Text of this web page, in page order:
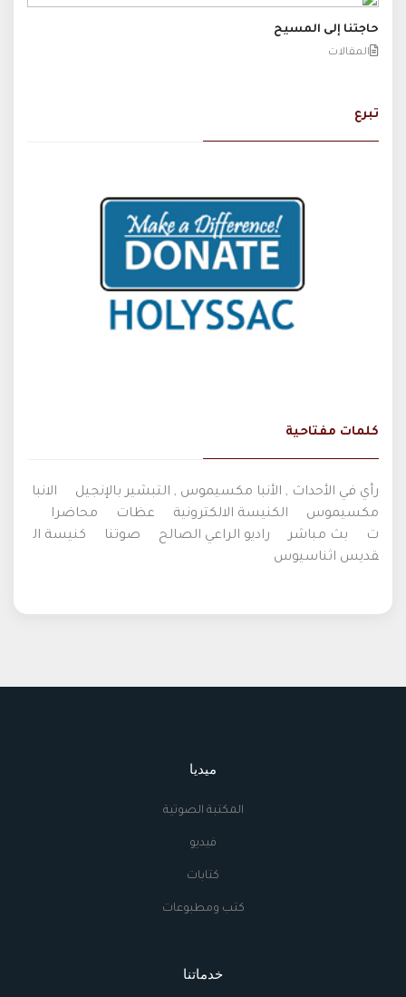
حاجتنا إلى المسيح
المقالات
تبرع
كلمات مفتاحية
رأي في الأحداث , الأنبا مكسيموس , التبشير بالإنجيل
الانبا
مكسيموس
الكنيسة الالكترونية عظات
محاضرا
ت
بث مباشر راديو الراعي الصالح صوتنا
كنيسة ال
قديس اثناسيوس
ميديا
المكتبة الصوتية
فيديو
كتابات
كتب ومطبوعات
خدماتنا